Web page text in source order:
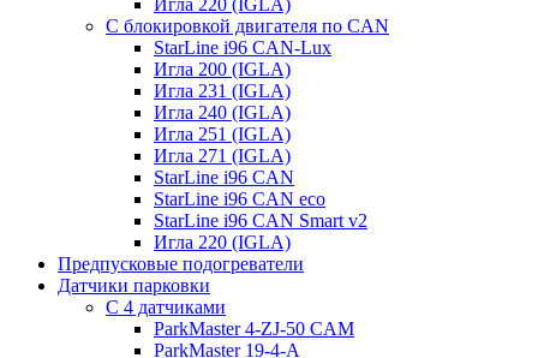
Игла 220 (IGLA)
С блокировкой двигателя по CAN
StarLine i96 CAN-Lux
Игла 200 (IGLA)
Игла 231 (IGLA)
Игла 240 (IGLA)
Игла 251 (IGLA)
Игла 271 (IGLA)
StarLine i96 CAN
StarLine i96 CAN eco
StarLine i96 CAN Smart v2
Игла 220 (IGLA)
Предпусковые подогреватели
Датчики парковки
С 4 датчиками
ParkMaster 4-ZJ-50 CAM
ParkMaster 19-4-A